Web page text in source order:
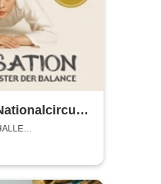
-
Balance